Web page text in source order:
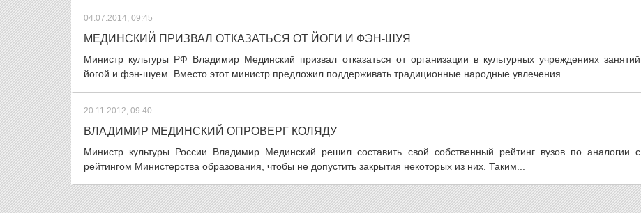
04.07.2014, 09:45
МЕДИНСКИЙ ПРИЗВАЛ ОТКАЗАТЬСЯ ОТ ЙОГИ И ФЭН-ШУЯ
Министр культуры РФ Владимир Мединский призвал отказаться от организации в культурных учреждениях занятий
йогой и фэн-шуем. Вместо этот министр предложил поддерживать традиционные народные увлечения....
20.11.2012, 09:40
ВЛАДИМИР МЕДИНСКИЙ ОПРОВЕРГ КОЛЯДУ
Министр культуры России Владимир Мединский решил составить свой собственный рейтинг вузов по аналогии с
рейтингом Министерства образования, чтобы не допустить закрытия некоторых из них. Таким...